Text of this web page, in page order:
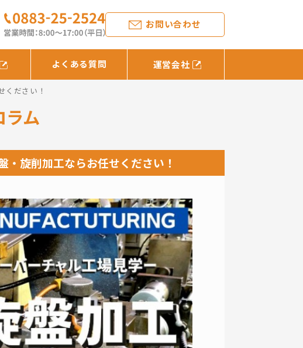
お問い合わせ
よくある質問 運営会社
ください！
ラム
・旋削加工ならお任せください！